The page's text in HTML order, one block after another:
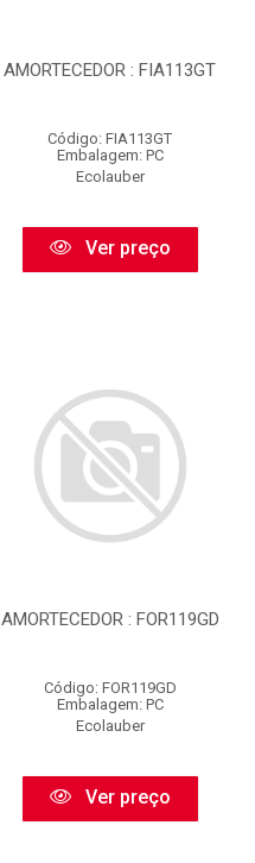
AMORTECEDOR : FIA113GT
Código: FIA113GT
Embalagem: PC
Ecolauber
Ver preço
AMORTECEDOR : FOR119GD
Código: FOR119GD
Embalagem: PC
Ecolauber
Ver preço